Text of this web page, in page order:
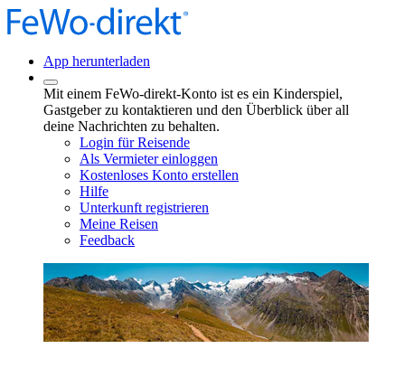
App herunterladen
Mit einem FeWo-direkt-Konto ist es ein Kinderspiel,
Gastgeber zu kontaktieren und den Überblick über all
deine Nachrichten zu behalten.
Login für Reisende
Als Vermieter einloggen
Kostenloses Konto erstellen
Hilfe
Unterkunft registrieren
Meine Reisen
Feedback